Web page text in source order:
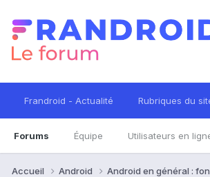
Frandroid - Actualité Rubriques du
Forums Équipe Utilisateurs en
Accueil Android Android en général :